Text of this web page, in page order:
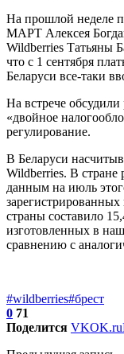
На прошлой неделе
МАРТ Алексея
Wildberries Татьяны
что с 1 сентября
Беларуси все-таки
На встрече
«двойное
регулирование.
В Беларуси
Wildberries. В
данным на июль
страны составило
изготовленных в
сравнению с
#wildberries#брест
0 71
Поделится VKOK.ru